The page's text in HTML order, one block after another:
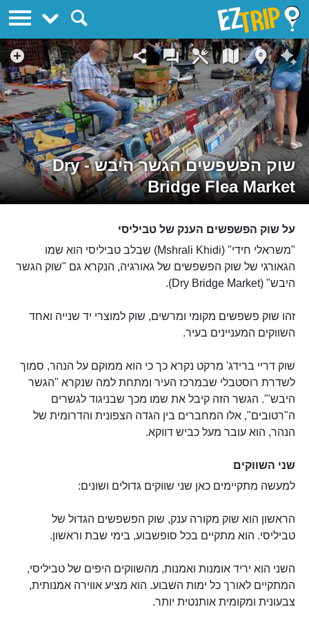
שוק הפשפשים הגשר היבש - Dry
Bridge Flea Market
על שוק הפשפשים הענק של טביליסי
"משראלי חידי" (Mshrali Khidi) שבלב טביליסי הוא שמו
הגאורגי של שוק הפשפשים של גאורגיה, הנקרא גם "שוק הגשר
היבש" (Dry Bridge Market).
זהו שוק פשפשים מקומי ומרשים, שוק למוצרי יד שנייה ואחד
השווקים המעניינים בעיר.
שוק דריי ברידג' מרקט נקרא כך כי הוא ממוקם על הנהר, סמוך
לשדרת רוסטבלי שבמרכז העיר ומתחת למה שנקרא "הגשר
היבש'". הגשר הזה קיבל את שמו מכך שבניגוד לגשרים
ה"רטובים", אלו המחברים בין הגדה הצפונית והדרומית של
הנהר, הוא עובר מעל כביש דווקא.
שני השווקים
למעשה מתקיימים כאן שני שווקים גדולים ושונים:
הראשון הוא שוק מקורה ענק, שוק הפשפשים הגדול של
טביליסי. הוא מתקיים בכל סופשבוע, בימי שבת וראשון.
השני הוא יריד אומנות ואמנות, מהשווקים היפים של טביליסי,
המתקיים לאורך כל ימות השבוע. הוא מציע אווירה אמנותית,
צבעונית ומקומית אותנטית יותר.
EZTrip